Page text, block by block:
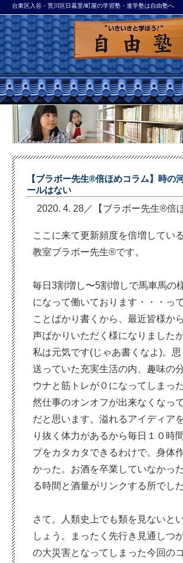
台東区入谷・荒川区日暮里/町屋の学習塾・進学塾は自由塾へ
【ブラボー先生®倍ほめコラム】時の
ールはない
2020. 4. 28／【ブラボー先生®倍
ここに来て更新頻度を倍増してい
教室ブラボー先生®︎です。
毎日3割増し〜5割増しで馬車馬の
になって働いております・・・っ
ことばかり書くから、最近皆様か
声ばかりいただく様になりました
私は元気です(じゃあ書くなよ)。
送っていた充実生活の内、趣味の
ウナと筋トレが０になってしまっ
然仕事のオンオフが出来なくなっ
だと思います。溢れるアイディア
り抜く体力があるから毎日１０時
プをカタカタできるわけで。身体
かった。お酒を卒業していなかっ
る時間と酒量がリンクする所でした
さて。人類史上でも類を見ないと
しょう。まったく先行き見通しつ
の大災害となってしまった今回の